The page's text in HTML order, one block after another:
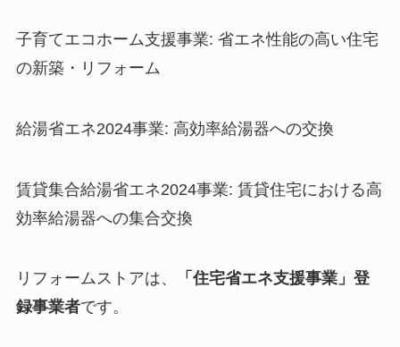
子育てエコホーム支援事業: 省エネ性能の高い住宅
の新築・リフォーム
給湯省エネ2024事業: 高効率給湯器への交換
賃貸集合給湯省エネ2024事業: 賃貸住宅における高
効率給湯器への集合交換
リフォームストアは、
「住宅省エネ支援事業」登
録事業者です。